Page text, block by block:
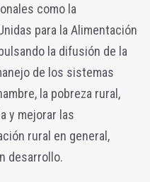
como la
para la Alimentación
la difusión de la
de los sistemas
la pobreza rural,
y mejorar las
rural en general,
desarrollo.